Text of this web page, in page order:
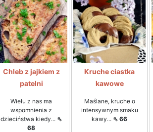
Chleb z jajkiem z
patelni
Wielu z nas ma
wspomnienia z
dzieciństwa kiedy... ⇖
68
Kruche ciastka
kawowe
Maślane, kruche o
intensywnym smaku
kawy... ⇖ 66